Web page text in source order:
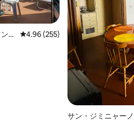
評価
シ
レビュー255件、5つ星中4.96つ
4.96 (255)
サン・ジミニャー